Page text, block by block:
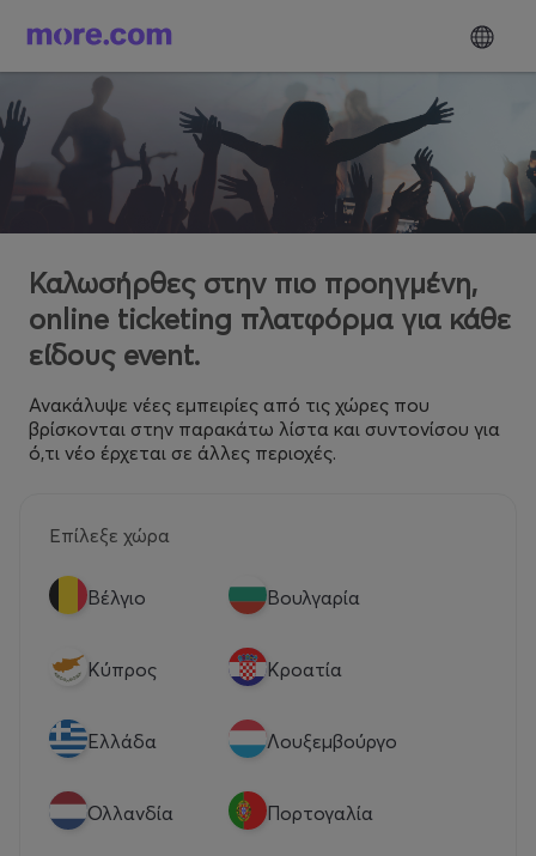
Καλωσήρθες στην πιο προηγμένη,
online ticketing πλατφόρμα για κάθε
είδους event.
Ανακάλυψε νέες εμπειρίες από τις χώρες που
βρίσκονται στην παρακάτω λίστα και συντονίσου για
ό,τι νέο έρχεται σε άλλες περιοχές.
Επίλεξε χώρα
Βέλγιο Βουλγαρία
Κύπρος Κροατία
Eλλάδα Λουξεμβούργο
Ολλανδία Πορτογαλία